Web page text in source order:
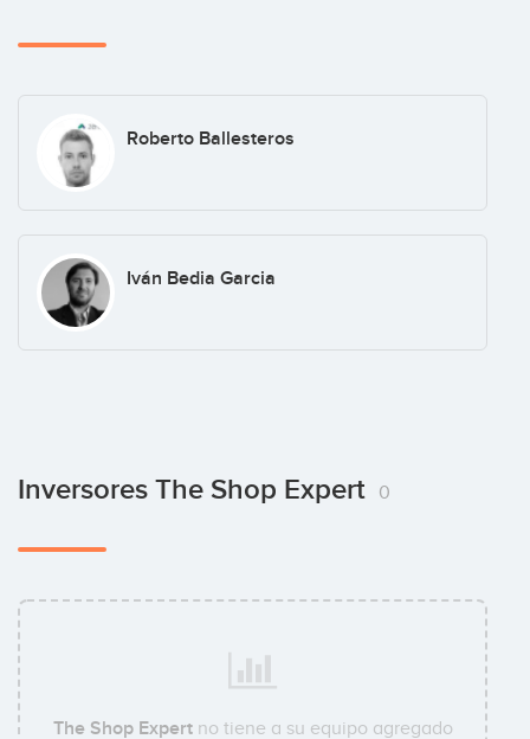
Roberto Ballesteros
Iván Bedia Garcia
Inversores The Shop Expert 0
The Shop Expertno tiene a su equipo agregado